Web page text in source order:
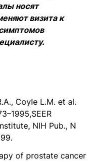
носят
визита к
Coyle L.M. et al.
NIH Pub., N
of prostate cancer